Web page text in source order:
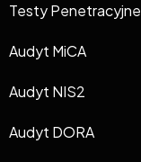
Testy Penetracyjne
Audyt MiCA
Audyt NIS2
Audyt DORA